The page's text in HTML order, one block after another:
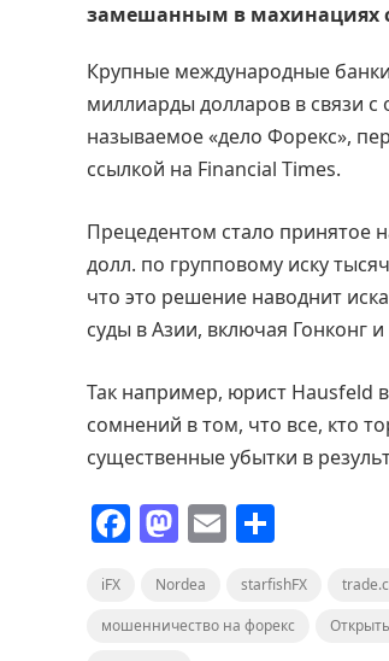
замешанным в махинациях
Крупные международные
миллиарды долларов в связи
называемое «дело Форекс»,
ссылкой на Financial Times.
Прецедентом стало принятое
долл. по групповому иску
что это решение наводнит
суды в Азии, включая Гонконг
Так например, юрист Hausfeld
сомнений в том, что все, кто
существенные убытки в
F
e
M
st
o
E
ai
l
п
р
iFX Nordea starfishFX
мошенничество на форекс